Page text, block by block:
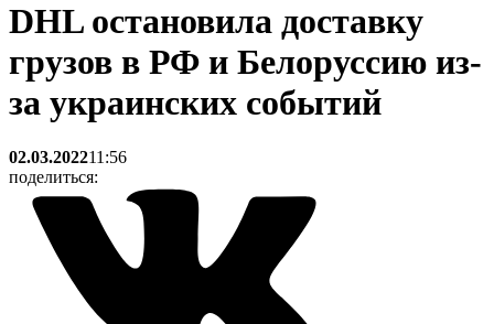
DHL остановила доставку
грузов в РФ и Белоруссию из-
за украинских событий
02.03.202211:56
поделиться: